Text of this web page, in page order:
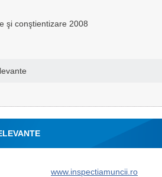
şi conştientizare 2008
www.inspectiamuncii.ro